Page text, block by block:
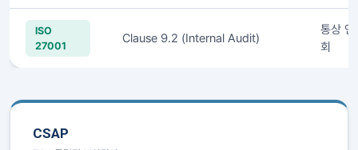
ISO
27001
Clause 9.2 (Internal Audit)
통상 연
회
CSAP